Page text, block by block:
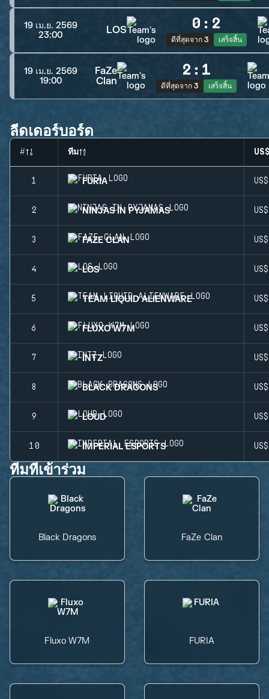
19 เม.ย. 2569
23:00
LOS 0 : 2
ดีที่สุดจาก 3 เสร็จสิ้น
19 เม.ย. 2569
19:00
FaZe
Clan
2 : 1
ดีที่สุดจาก 3 เสร็จสิ้น
ลีดเดอร์บอร์ด
# ทีม
1 FURIA
2 NINJAS IN PYJAMAS
3 FAZE CLAN
4 LOS
5 TEAM LIQUID ALIENWARE
6 FLUXO W7M
7 INTZ
8 BLACK DRAGONS
9 LOUD
10 IMPERIAL ESPORTS
ทีมที่เข้าร่วม
Black Dragons FaZe Clan
Fluxo W7M FURIA